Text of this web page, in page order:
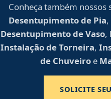
Conheça também nossos
Desentupimento de Pia,
Desentupimento de Vaso,
Instalação de Torneira,
de Chuveiro e
SOLICITE